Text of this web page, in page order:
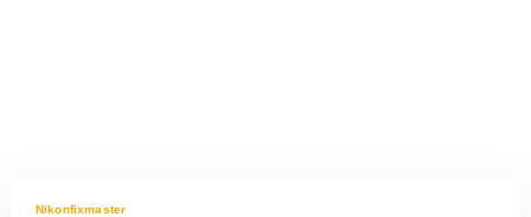
Nikonfixmaster